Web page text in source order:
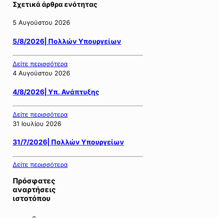
Σχετικά άρθρα ενότητας
5 Αυγούστου 2026
5/8/2026| Πολλών Υπουργείων
Δείτε περισσότερα
4 Αυγούστου 2026
4/8/2026| Υπ. Ανάπτυξης
Δείτε περισσότερα
31 Ιουλίου 2026
31/7/2026| Πολλών Υπουργείων
Δείτε περισσότερα
Πρόσφατες
αναρτήσεις
ιστοτόπου